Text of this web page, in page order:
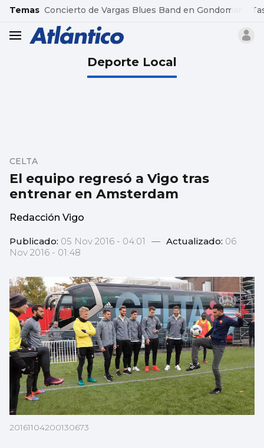
common.go-to-content
Temas Concierto de Vargas Blues Band en Gondomar
header.menu.open
Deporte Local
El equipo regresó a Vigo tras
entrenar en Amsterdam
CELTA
Redacción Vigo
Publicado: 05 Nov 2016 - 04:01 — Actualizado: 06
Nov 2016 - 01:48
20161104200130673